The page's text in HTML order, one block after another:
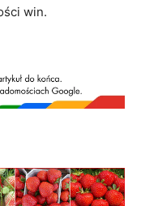
win.